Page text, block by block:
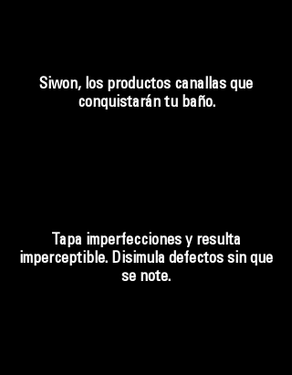
Siwon, los productos canallas que
conquistarán tu baño.
Tapa imperfecciones y resulta
imperceptible. Disimula defectos sin que
se note.